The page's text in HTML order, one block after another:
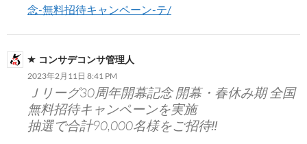
念-無料招待キャンペーン-テ/
コンサデコンサ管理人
2023年2月11日 8:41 PM
Ｊリーグ30周年開幕記念 開幕・春休み期 全国
無料招待キャンペーンを実施
抽選で合計90,000名様をご招待‼